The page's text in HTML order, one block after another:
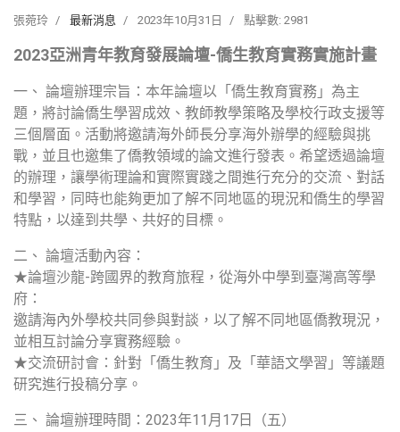
張菀玲 最新消息 2023年10月31日 點擊數: 2981
2023亞洲青年教育發展論壇-僑生教育實務實施計畫
一、 論壇辦理宗旨：本年論壇以「僑生教育實務」為主
題，將討論僑生學習成效、教師教學策略及學校行政支援等
三個層面。活動將邀請海外師長分享海外辦學的經驗與挑
戰，並且也邀集了僑教領域的論文進行發表。希望透過論壇
的辦理，讓學術理論和實際實踐之間進行充分的交流、對話
和學習，同時也能夠更加了解不同地區的現況和僑生的學習
特點，以達到共學、共好的目標。
二、 論壇活動內容：
★論壇沙龍-跨國界的教育旅程，從海外中學到臺灣高等學
府：
邀請海內外學校共同參與對談，以了解不同地區僑教現況，
並相互討論分享實務經驗。
★交流研討會：針對「僑生教育」及「華語文學習」等議題
研究進行投稿分享。
三、 論壇辦理時間：2023年11月17日（五）